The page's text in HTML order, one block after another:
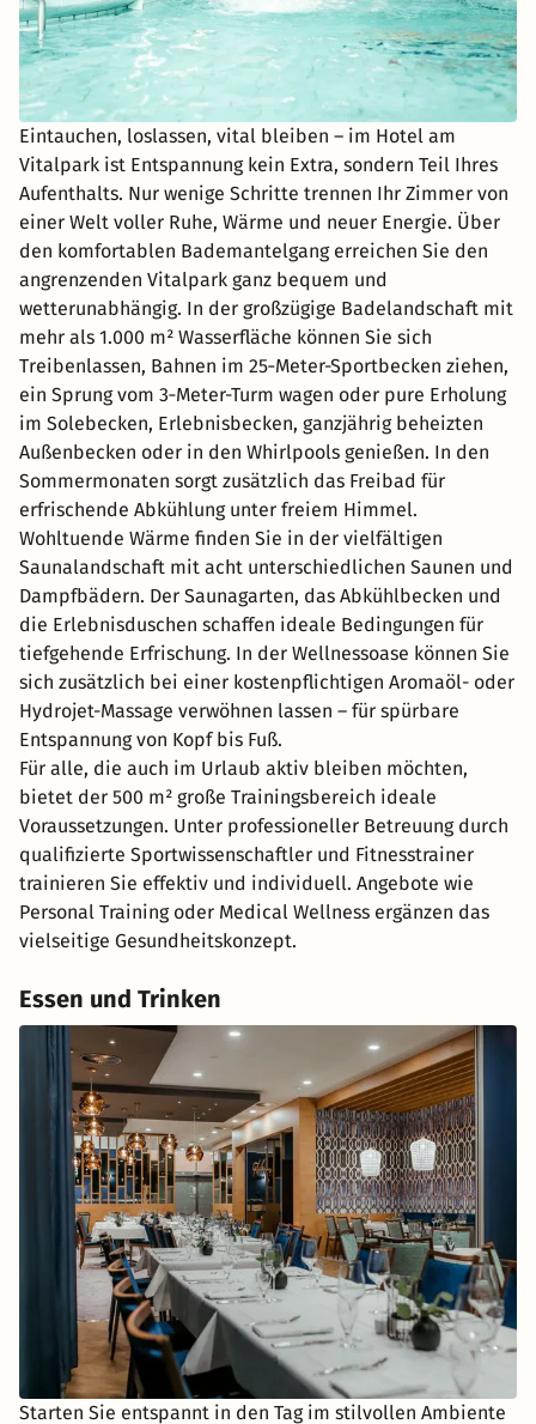
Eintauchen, loslassen, vital bleiben – im Hotel am
Vitalpark ist Entspannung kein Extra, sondern Teil Ihres
Aufenthalts. Nur wenige Schritte trennen Ihr Zimmer von
einer Welt voller Ruhe, Wärme und neuer Energie. Über
den komfortablen Bademantelgang erreichen Sie den
angrenzenden Vitalpark ganz bequem und
wetterunabhängig. In der großzügige Badelandschaft mit
mehr als 1.000 m² Wasserfläche können Sie sich
Treibenlassen, Bahnen im 25‑Meter-Sportbecken ziehen,
ein Sprung vom 3‑Meter-Turm wagen oder pure Erholung
im Solebecken, Erlebnisbecken, ganzjährig beheizten
Außenbecken oder in den Whirlpools genießen. In den
Sommermonaten sorgt zusätzlich das Freibad für
erfrischende Abkühlung unter freiem Himmel.
Wohltuende Wärme finden Sie in der vielfältigen
Saunalandschaft mit acht unterschiedlichen Saunen und
Dampfbädern. Der Saunagarten, das Abkühlbecken und
die Erlebnisduschen schaffen ideale Bedingungen für
tiefgehende Erfrischung. In der Wellnessoase können Sie
sich zusätzlich bei einer kostenpflichtigen Aromaöl- oder
Hydrojet-Massage verwöhnen lassen – für spürbare
Entspannung von Kopf bis Fuß.
Für alle, die auch im Urlaub aktiv bleiben möchten,
bietet der 500 m² große Trainingsbereich ideale
Voraussetzungen. Unter professioneller Betreuung durch
qualifizierte Sportwissenschaftler und Fitnesstrainer
trainieren Sie effektiv und individuell. Angebote wie
Personal Training oder Medical Wellness ergänzen das
vielseitige Gesundheitskonzept.
Essen und Trinken
Starten Sie entspannt in den Tag im stilvollen Ambiente